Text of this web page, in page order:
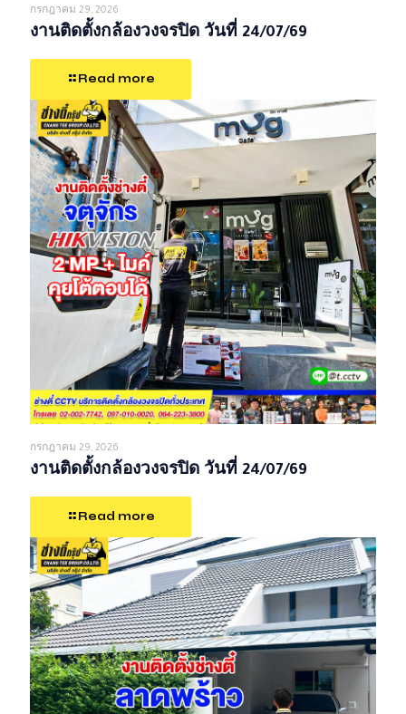
กรกฎาคม 29, 2026
งานติดตั้งกล้องวงจรปิด วันที่ 24/07/69
Read more
กรกฎาคม 29, 2026
งานติดตั้งกล้องวงจรปิด วันที่ 24/07/69
Read more